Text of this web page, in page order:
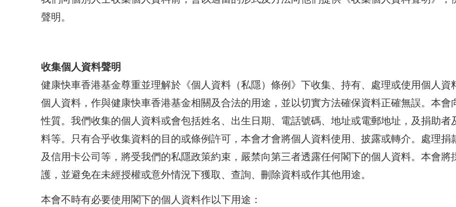
聲明。
收集個人資料聲明
健康快車香港基金尊重並理解於《個人資料（私隱）條例》下收集、持有、處理或使用個人
個人資料，作與健康快車香港基金相關及合法的用途，並以切實方法確保資料正確無誤。本
性質。我們收集的個人資料或會包括姓名、出生日期、電話號碼、地址或電郵地址，及捐助
料等。只有合乎收集資料的目的或條例許可，本會才會將個人資料使用、披露或轉介。處理
及信用卡公司等，將受我們的私隱政策約束，嚴禁向第三者透露任何閣下的個人資料。本會
護，並避免在未經授權或意外情況下獲取、查詢、刪除資料或作其他用途。
本會不時有必要使用閣下的個人資料作以下用途：